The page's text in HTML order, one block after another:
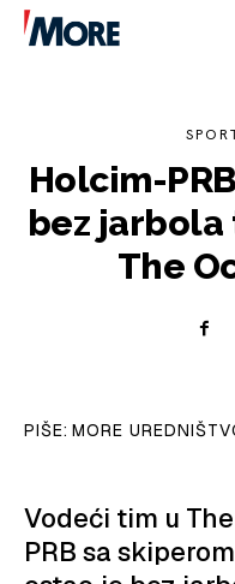
VELIKE PRIČE
Holcim-
bez jarbola
The
PIŠE: MORE
Vodeći tim u
PRB sa